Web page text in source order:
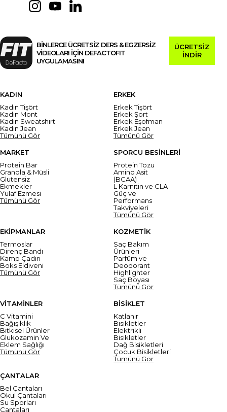
BİNLERCE ÜCRETSİZ DERS & EGZERSİZ
VİDEOLARI İÇİN DEFACTOFIT
UYGULAMASINI
ÜCRETSİZ
İNDİR
KADIN
Kadın Tişört
Kadın Mont
Kadın Sweatshirt
Kadın Jean
Tümünü Gör
ERKEK
Erkek Tişört
Erkek Şort
Erkek Eşofman
Erkek Jean
Tümünü Gör
MARKET
Protein Bar
Granola & Müsli
Glutensiz
Ekmekler
Yulaf Ezmesi
Tümünü Gör
SPORCU BESİNLERİ
Protein Tozu
Amino Asit
(BCAA)
L Karnitin ve CLA
Güç ve
Performans
Takviyeleri
Tümünü Gör
EKİPMANLAR
Termoslar
Direnç Bandı
Kamp Çadırı
Boks Eldiveni
Tümünü Gör
KOZMETİK
Saç Bakım
Ürünleri
Parfüm ve
Deodorant
Highlighter
Saç Boyası
Tümünü Gör
VİTAMİNLER
C Vitamini
Bağışıklık
Bitkisel Ürünler
Glukozamin Ve
Eklem Sağlığı
Tümünü Gör
BİSİKLET
Katlanır
Bisikletler
Elektrikli
Bisikletler
Dağ Bisikletleri
Çocuk Bisikletleri
Tümünü Gör
ÇANTALAR
Bel Çantaları
Okul Çantaları
Su Sporları
Çantaları